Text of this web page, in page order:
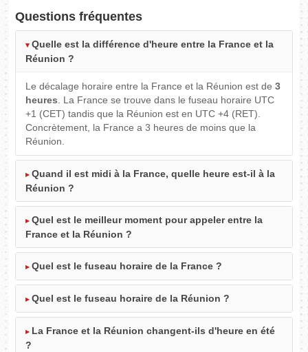
Questions fréquentes
Quelle est la différence d'heure entre la France et la
Réunion ?
Le décalage horaire entre la France et la Réunion est de3
heures. La France se trouve dans le fuseau horaire UTC
+1 (CET) tandis que la Réunion est en UTC +4 (RET).
Concrètement, la France a 3 heures de moins que la
Réunion.
Quand il est midi à la France, quelle heure est-il à la
Réunion ?
Quel est le meilleur moment pour appeler entre la
France et la Réunion ?
Quel est le fuseau horaire de la France ?
Quel est le fuseau horaire de la Réunion ?
La France et la Réunion changent-ils d'heure en été
?